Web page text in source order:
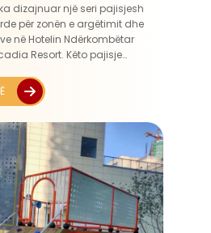
dizajnuar një seri pajisjesh
për zonën e argëtimit dhe
në Hotelin Ndërkombëtar
Resort. Këto pajisje